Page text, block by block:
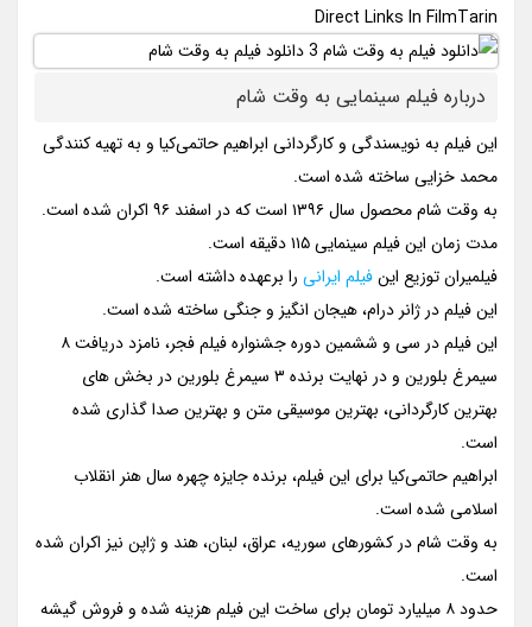
Direct Links In FilmTarin
درباره فیلم سینمایی به وقت شام
این فیلم به نویسندگی و کارگردانی ابراهیم حاتمی‌کیا و به تهیه کنندگی
محمد خزایی ساخته شده است.
به وقت شام محصول سال ۱۳۹۶ است که در اسفند ۹۶ اکران شده است.
مدت زمان این فیلم سینمایی ۱۱۵ دقیقه است.
فیلمیران توزیع اینفیلم ایرانی را برعهده داشته است.
این فیلم در ژانر درام، هیجان انگیز و جنگی ساخته شده است.
این فیلم در سی و ششمین دوره جشنواره فیلم فجر، نامزد دریافت ۸
سیمرغ بلورین و در نهایت برنده ۳ سیمرغ بلورین در بخش های
بهترین کارگردانی، بهترین موسیقی متن و بهترین صدا گذاری شده
است.
ابراهیم حاتمی‌کیا برای این فیلم، برنده جایزه چهره سال هنر انقلاب
اسلامی شده است.
به وقت شام در کشورهای سوریه، عراق، لبنان، هند و ژاپن نیز اکران شده
است.
حدود ۸ میلیارد تومان برای ساخت این فیلم هزینه شده و فروش گیشه